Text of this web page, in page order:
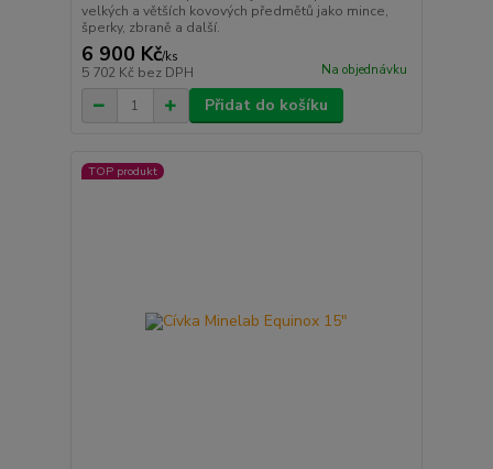
velkých a větších kovových předmětů jako mince,
šperky, zbraně a další.
6 900 Kč/ks
5 702 Kč bez DPH Na objednávku
Přidat do košíku
TOP produkt